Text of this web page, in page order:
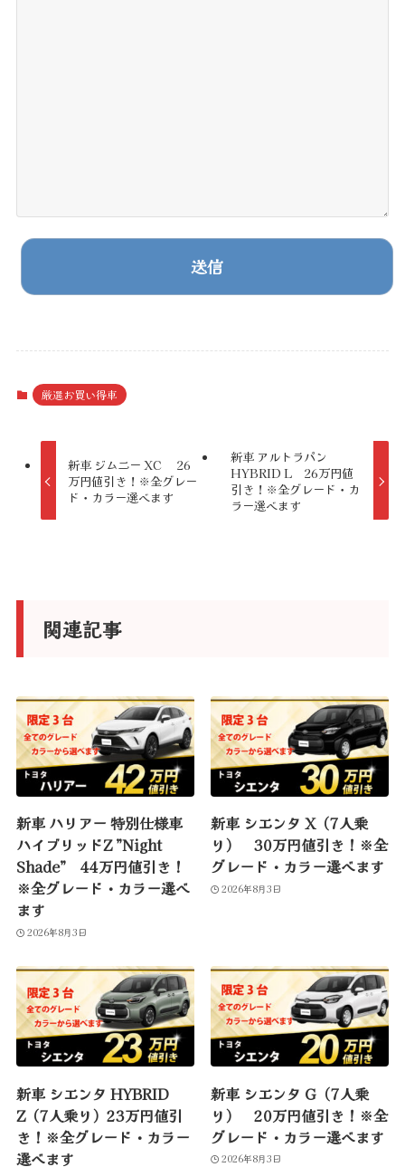
t
:
厳選お買い得車
新車 ジムニー XC 26
万円値引き！※全グレー
ド・カラー選べます
新車 アルトラパン
HYBRID L 26万円値
引き！※全グレード・カ
ラー選べます
関連記事
新車 ハリアー 特別仕様車
ハイブリッドZ ”Night
Shade” 44万円値引き！
※全グレード・カラー選べ
ます
2026年8月3日
新車 シエンタ X（7人乗
り） 30万円値引き！※全
グレード・カラー選べます
2026年8月3日
新車 シエンタ HYBRID
Z（7人乗り）23万円値引
き！※全グレード・カラー
選べます
新車 シエンタ G（7人乗
り） 20万円値引き！※全
グレード・カラー選べます
2026年8月3日